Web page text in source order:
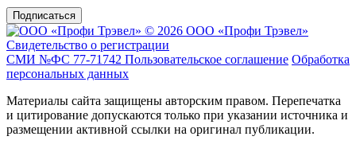
Подписаться
© 2026 ООО «Профи Трэвeл»
Свидетельство о регистрации
СМИ №ФС 77-71742 Пользовательское соглашение Обработка
персональных данных
Материалы сайта защищены авторским правом. Перепечатка
и цитирование допускаются только при указании источника и
размещении активной ссылки на оригинал публикации.